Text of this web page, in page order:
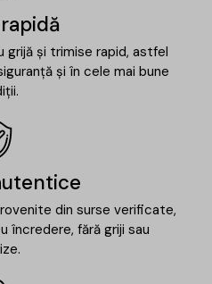
și trimise rapid, astfel
și în cele mai bune
din surse verificate,
încredere, fără griji sau